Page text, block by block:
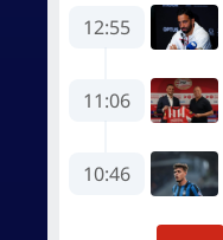
12:55
11:06
10:46